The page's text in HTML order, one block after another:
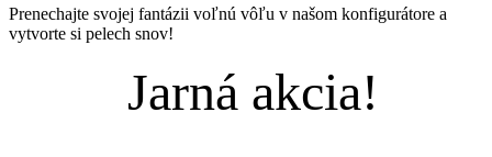
Prenechajte svojej fantázii voľnú vôľu v našom konfigurátore a
vytvorte si pelech snov!
Jarná akcia!